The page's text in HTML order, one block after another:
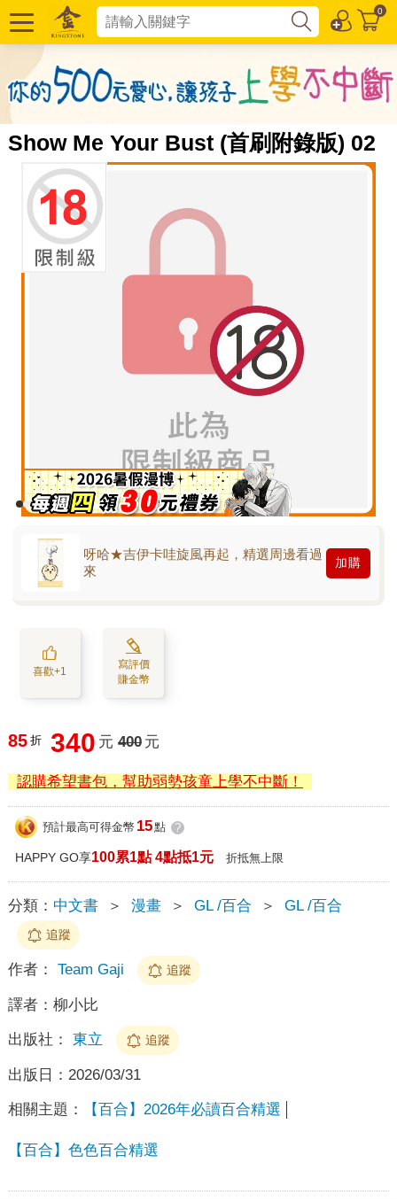
0
Show Me Your Bust (首刷附錄版) 02
呀哈★吉伊卡哇旋風再起，精選周邊看過
來
加購
喜歡+1
寫評價
賺金幣
85 折 340 元 400 元
認購希望書包，幫助弱勢孩童上學不中斷！
預計最高可得金幣 15點 ?
HAPPY GO享100累1點 4點抵1元 折抵無上限
分類： 中文書 ＞ 漫畫 ＞ GL /百合 ＞ GL /百合
追蹤
作者： Team Gaji 追蹤
譯者： 柳小比
出版社： 東立 追蹤
出版日： 2026/03/31
相關主題： 【百合】2026年必讀百合精選
【百合】色色百合精選